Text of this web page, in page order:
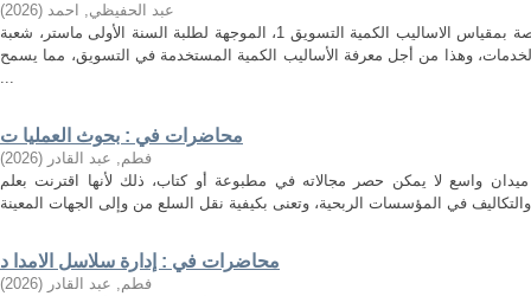
عبد الحفيظي, احمد (
2026
)
هذه المطبوعة هي مجموعة محاضرات خاصة بمقياس الاساليب الكمية التسويق 1، الموجهة لطلبة السنة الأولى ماستر، شعبة
وهذا من أجل معرفة الأساليب الكمية المستخدمة في التسويق، مما يسمح
...
محاضرات في : بحوث العمليا ت
فطم, عبد القادر (
2026
)
واسع لا يمكن حصر مجالاته في مطبوعة أو كتاب، ذلك لأنها اقترنت بعلم
محاضرات في : إدارة سلاسل الامدا د
فطم, عبد القادر (
2026
)